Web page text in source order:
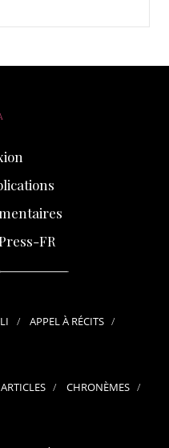
FR
APPEL À RÉCITS
ARTICLES CHRONÈMES